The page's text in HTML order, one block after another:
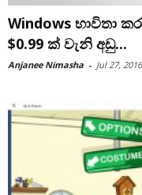
Windows භාවිතා
$0.99 ක් වැනි අඩු...
Anjanee Nimasha - Jul 27, 2016